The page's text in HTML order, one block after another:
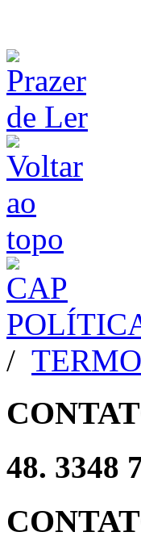
/
48. 3348